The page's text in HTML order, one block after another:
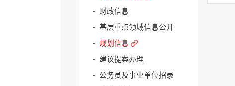
财政信息
基层重点领域信息公开
规划信息
建议提案办理
公务员及事业单位招录